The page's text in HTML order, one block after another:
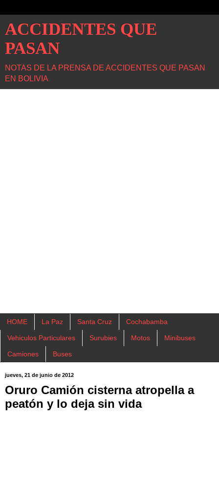
ACCIDENTES QUE
PASAN
NOTAS DE LA PRENSA DE ACCIDENTES QUE PASAN
EN BOLIVIA
HOME La Paz Santa Cruz Cochabamba
Vehiculos Particulares Surubies Motos Minibuses
Camiones Buses
jueves, 21 de junio de 2012
Oruro Camión cisterna atropella a
peatón y lo deja sin vida